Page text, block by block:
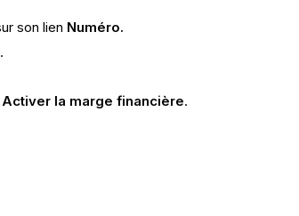
son lien Numéro.
.
Activer la marge financière.